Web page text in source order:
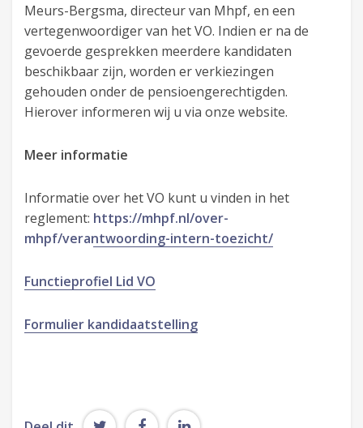
Meurs-Bergsma, directeur van Mhpf, en een
vertegenwoordiger van het VO. Indien er na de
gevoerde gesprekken meerdere kandidaten
beschikbaar zijn, worden er verkiezingen
gehouden onder de pensioengerechtigden.
Hierover informeren wij u via onze website.
Meer informatie
Informatie over het VO kunt u vinden in het
reglement: https://mhpf.nl/over-
mhpf/verantwoording-intern-toezicht/
Functieprofiel Lid VO
Formulier kandidaatstelling